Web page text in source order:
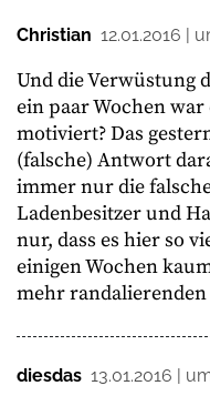
Christian 12.01.2016 |
Und die Verwüstung
ein paar Wochen
motiviert? Das
(falsche) Antwort
immer nur die
Ladenbesitzer und
nur, dass es hier so
einigen Wochen
mehr
diesdas 13.01.2016 |